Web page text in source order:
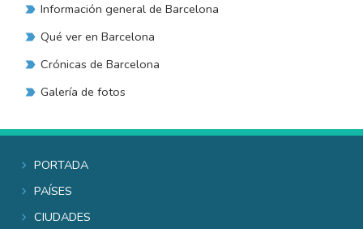
Información general de Barcelona
Qué ver en Barcelona
Crónicas de Barcelona
Galería de fotos
Portada
Países
Ciudades